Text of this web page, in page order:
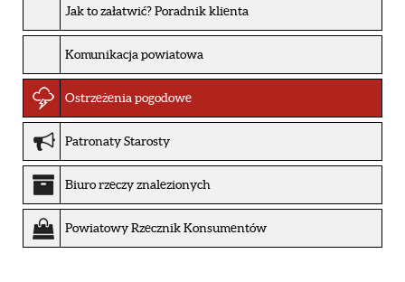
Jak to załatwić? Poradnik klienta
Komunikacja powiatowa
Ostrzeżenia pogodowe
Patronaty Starosty
Biuro rzeczy znalezionych
Powiatowy Rzecznik Konsumentów